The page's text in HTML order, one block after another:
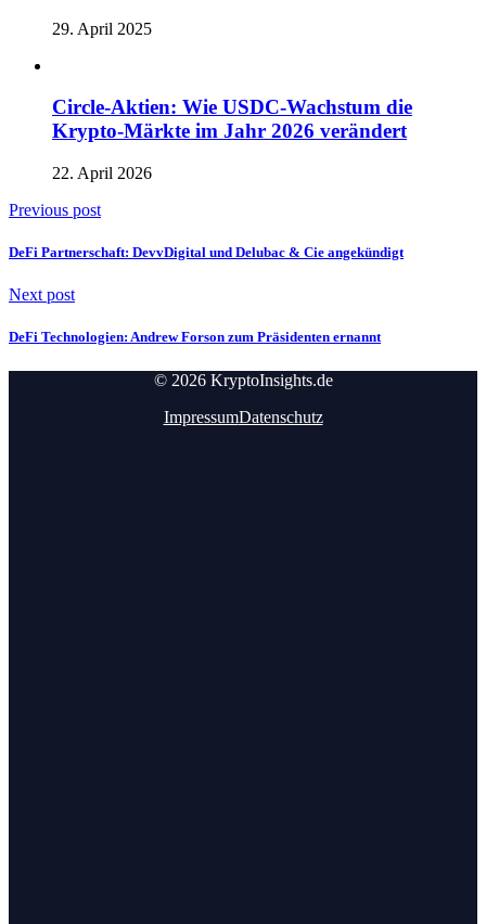
29. April 2025
Circle-Aktien: Wie USDC-Wachstum die
Krypto-Märkte im Jahr 2026 verändert
22. April 2026
Previous post
DeFi Partnerschaft: DevvDigital und Delubac & Cie angekündigt
Next post
DeFi Technologien: Andrew Forson zum Präsidenten ernannt
© 2026 KryptoInsights.de
ImpressumDatenschutz